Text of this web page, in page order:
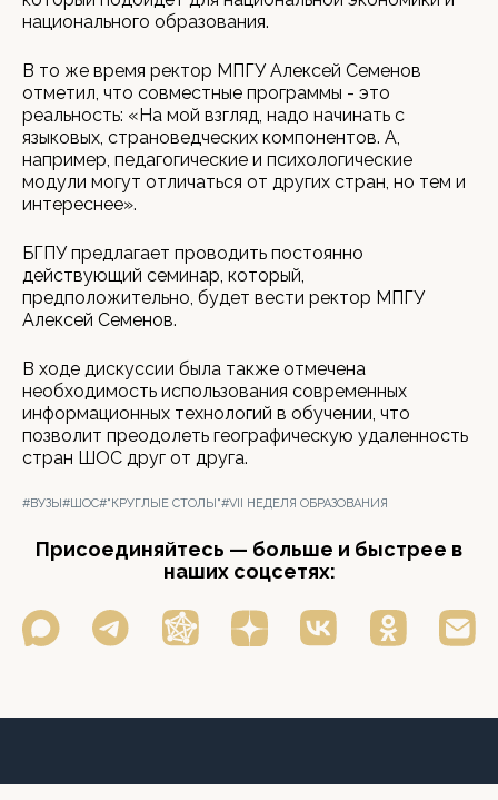
национального образования.
В то же время ректор МПГУ Алексей Семенов
отметил, что совместные программы - это
реальность: «На мой взгляд, надо начинать с
языковых, страноведческих компонентов. А,
например, педагогические и психологические
модули могут отличаться от других стран, но тем и
интереснее».
БГПУ предлагает проводить постоянно
действующий семинар, который,
предположительно, будет вести ректор МПГУ
Алексей Семенов.
В ходе дискуссии была также отмечена
необходимость использования современных
информационных технологий в обучении, что
позволит преодолеть географическую удаленность
стран ШОС друг от друга.
#ВУЗЫ#ШОС#"КРУГЛЫЕ СТОЛЫ"#VII НЕДЕЛЯ ОБРАЗОВАНИЯ
Присоединяйтесь — больше и быстрее в
наших соцсетях: